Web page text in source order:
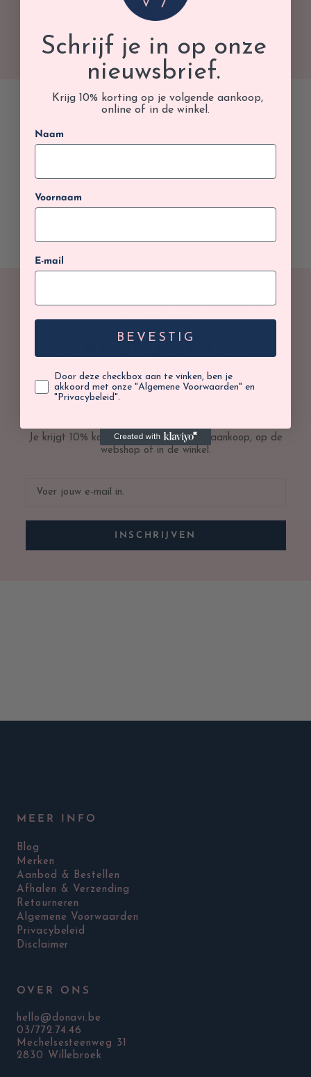
GRATIS AFHALEN IN ONZE WINKEL
WIL JE GRAAG OP DE HOOGTE
BLIJVEN?
ONZE NIEUWSBRIEF
Je krijgt 10% korting op jouw volgende aankoop, op de
webshop of in de winkel.
INSCHRIJVEN
MEER INFO
Blog
Merken
Aanbod & Bestellen
Afhalen & Verzending
Retourneren
Algemene Voorwaarden
Privacybeleid
Disclaimer
OVER ONS
hello@donavi.be
03/772.74.46
Mechelsesteenweg 31
2830 Willebroek
Schrijf je in op onze
nieuwsbrief.
Krijg 10% korting op je volgende aankoop,
online of in de winkel.
Naam
Voornaam
E-mail
BEVESTIG
Door deze checkbox aan te vinken, ben je
akkoord met onze "Algemene Voorwaarden" en
"Privacybeleid".